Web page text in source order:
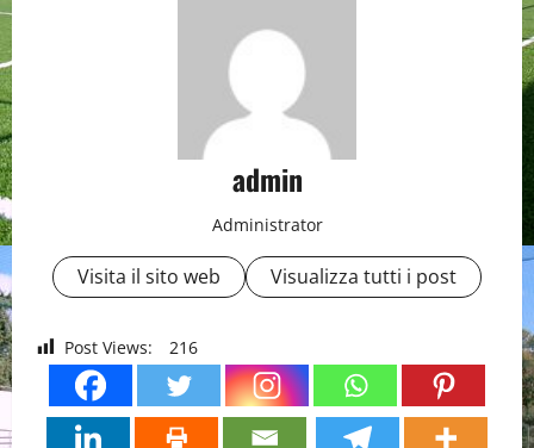
admin
Administrator
Visita il sito web Visualizza tutti i post
Post Views: 216